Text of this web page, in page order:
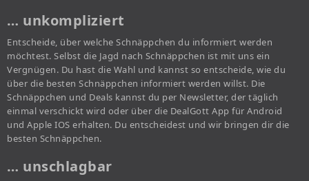
… unkompliziert
Entscheide, über welche Schnäppchen du informiert werden
möchtest. Selbst die Jagd nach Schnäppchen ist mit uns ein
Vergnügen. Du hast die Wahl und kannst so entscheide, wie du
über die besten Schnäppchen informiert werden willst. Die
Schnäppchen und Deals kannst du per Newsletter, der täglich
einmal verschickt wird oder über die DealGott App für Android
und Apple IOS erhalten. Du entscheidest und wir bringen dir die
besten Schnäppchen.
… unschlagbar